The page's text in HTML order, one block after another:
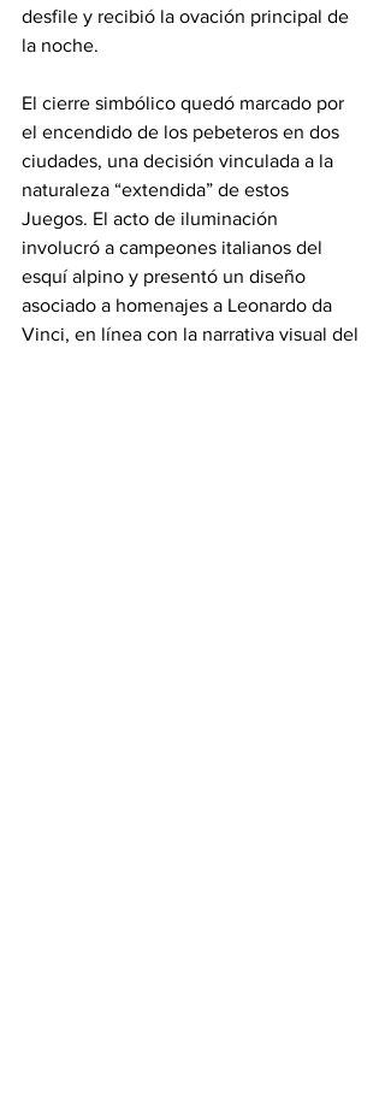
desfile y recibió la ovación principal de
la noche.
El cierre simbólico quedó marcado por
el encendido de los pebeteros en dos
ciudades, una decisión vinculada a la
naturaleza “extendida” de estos
Juegos. El acto de iluminación
involucró a campeones italianos del
esquí alpino y presentó un diseño
asociado a homenajes a Leonardo da
Vinci, en línea con la narrativa visual del